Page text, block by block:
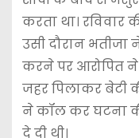
करता था।
उसी दौरान भतीजा
करने पर आरोपित
जहर पिलाकर बेटी
ने कॉल कर घटना
दे दी थी।